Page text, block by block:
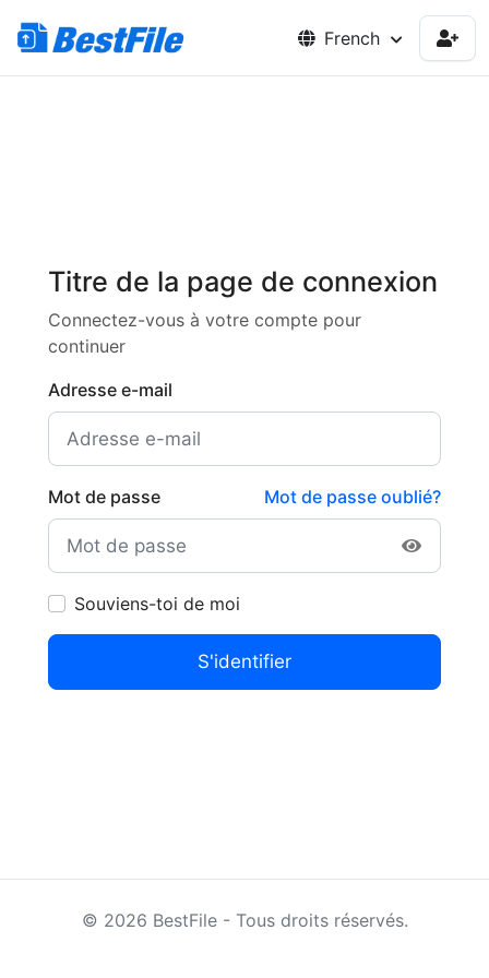
French
Titre de la page de connexion
Connectez-vous à votre compte pour
continuer
Adresse e-mail
Mot de passe Mot de passe oublié?
Souviens-toi de moi
S'identifier
© 2026 BestFile - Tous droits réservés.